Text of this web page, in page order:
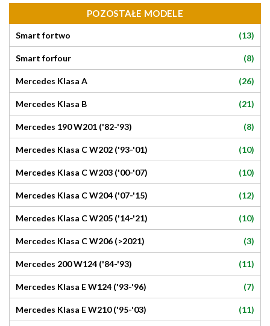
POZOSTAŁE MODELE
Smart fortwo (13)
Smart forfour (8)
Mercedes Klasa A (26)
Mercedes Klasa B (21)
Mercedes 190 W201 ('82-'93) (8)
Mercedes Klasa C W202 ('93-'01) (10)
Mercedes Klasa C W203 ('00-'07) (10)
Mercedes Klasa C W204 ('07-'15) (12)
Mercedes Klasa C W205 ('14-'21) (10)
Mercedes Klasa C W206 (>2021) (3)
Mercedes 200 W124 ('84-'93) (11)
Mercedes Klasa E W124 ('93-'96) (7)
Mercedes Klasa E W210 ('95-'03) (11)